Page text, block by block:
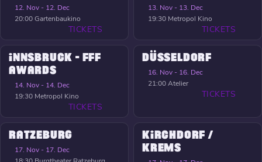
12. Nov - 12. Dec
20:00Gartenbaukino
TICKETS
13. Nov - 13. Dec
19:30 Metropol Kino
TICKETS
INNSBRUCK - FFF
AWARDS
14. Nov - 14. Dec
19:30 Metropol Kino
TICKETS
DÜSSELDORF
16. Nov - 16. Dec
21:00Atelier
TICKETS
RATZEBURG
17. Nov - 17. Dec
KIRCHDORF /
KREMS